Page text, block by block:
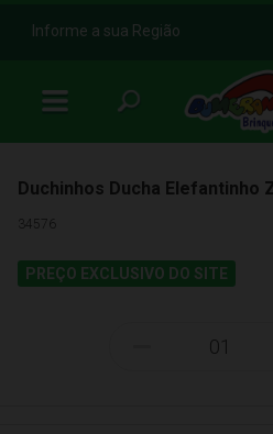
b
Informe a sua Região
Duchinhos Ducha Elefantinho
34576
PREÇO EXCLUSIVO DO SITE